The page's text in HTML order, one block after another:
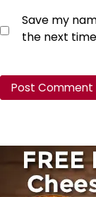
Save my
the next